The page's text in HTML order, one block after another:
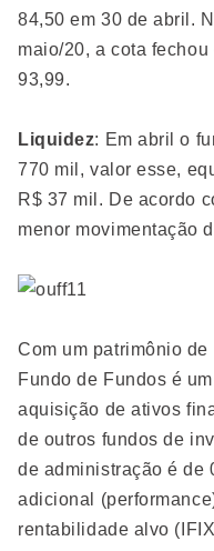
84,50 em 30 de abril.
maio/20, a cota
93,99.
Liquidez: Em abril o
770 mil, valor esse,
R$ 37 mil. De acordo
menor movimentação
Com um patrimônio
Fundo de Fundos é
aquisição de ativos
de outros fundos de
de administração é de
adicional
rentabilidade alvo